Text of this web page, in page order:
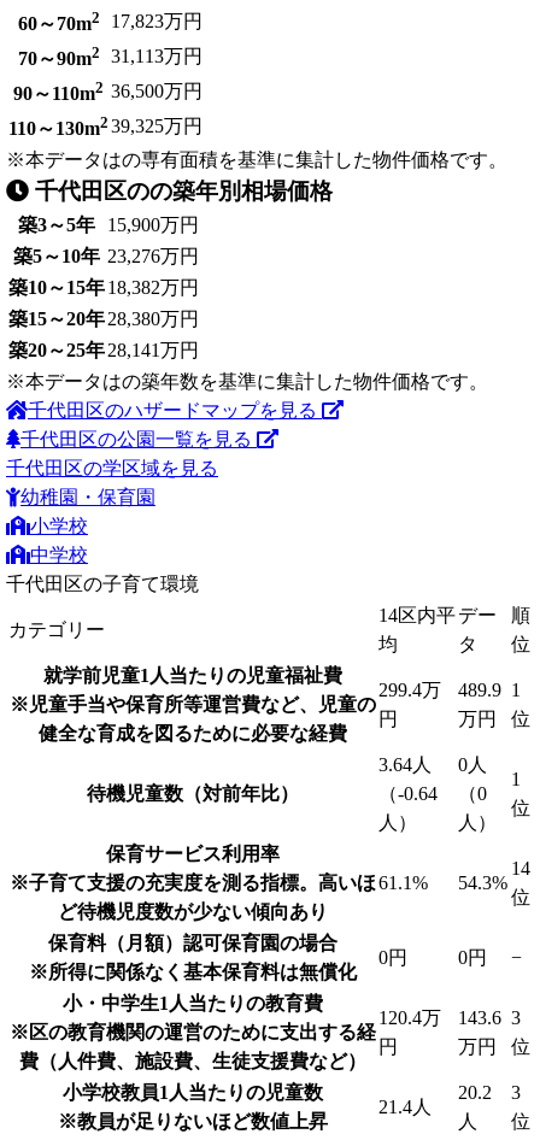
60～70m2
17,823万円
70～90m2
31,113万円
90～110m2 36,500万円
110～130m2 39,325万円
※本データはの専有面積を基準に集計した物件価格です。
千代田区のの築年別相場価格
築3～5年
15,900万円
築5～10年 23,276万円
築10～15年18,382万円
築15～20年28,380万円
築20～25年28,141万円
※本データはの築年数を基準に集計した物件価格です。
千代田区のハザードマップを見る
千代田区の公園一覧を見る
千代田区の学区域を見る
幼稚園・保育園
小学校
中学校
千代田区の子育て環境
カテゴリー
14区内平
均
デー
タ
順
位
就学前児童1人当たりの児童福祉費
※児童手当や保育所等運営費など、児童の
健全な育成を図るために必要な経費
299.4万
円
489.9
万円
1
位
待機児童数（対前年比）
3.64人
（-0.64
人）
0人
（0
人）
1
位
保育サービス利用率
※子育て支援の充実度を測る指標。高いほ
ど待機児度数が少ない傾向あり
61.1% 54.3%
14
位
保育料（月額） 認可保育園の場合
※所得に関係なく基本保育料は無償化
0円 0円 −
小・中学生1人当たりの教育費
※区の教育機関の運営のために支出する経
費（人件費、施設費、生徒支援費など）
120.4万
円
143.6
万円
3
位
小学校教員1人当たりの児童数
※教員が足りないほど数値上昇
21.4人
20.2
人
3
位